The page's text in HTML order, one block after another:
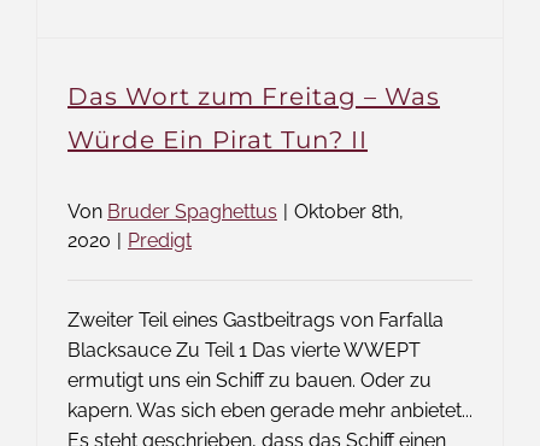
Das Wort zum Freitag – Was
Würde Ein Pirat Tun? II
Von Bruder Spaghettus
Oktober 8th,
2020
Predigt
Zweiter Teil eines Gastbeitrags von Farfalla
Blacksauce Zu Teil 1 Das vierte WWEPT
ermutigt uns ein Schiff zu bauen. Oder zu
kapern. Was sich eben gerade mehr anbietet...
Es steht geschrieben, dass das Schiff einen